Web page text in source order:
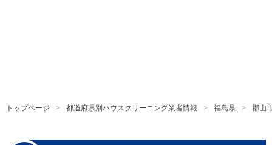
トップページ 都道府県別ハウスクリーニング業者情報 福島県 郡山